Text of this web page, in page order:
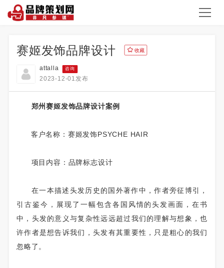
赛姬发饰品牌设计 收藏
attalla 咨询
2023-12-01发布
郑州赛姬发饰品牌设计案例
客户名称：赛姬发饰PSYCHE HAIR
项目内容：品牌标志设计
在一本描述头发历史的国外著作中，作者旁征博引，
引古鉴今，展现了一幅包含各国风情的头发画面，在书
中，头发的意义与复杂性远远超过我们的理解与想象，也
许作者是想告诉我们，头发有其重要性，只是粗心的我们
忽略了。